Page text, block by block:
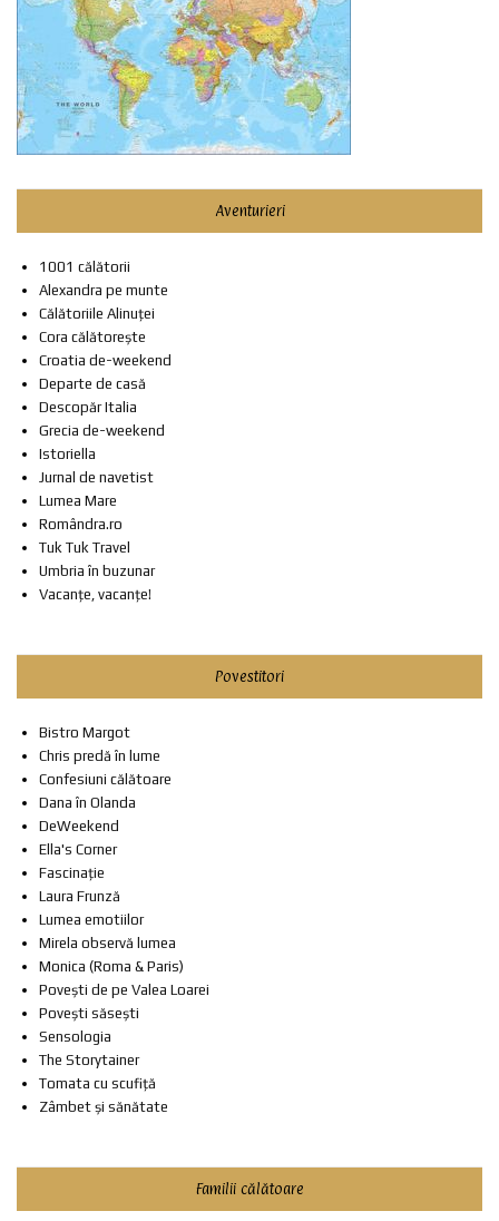
Aventurieri
1001 călătorii
Alexandra pe munte
Călătoriile Alinuței
Cora călătorește
Croatia de-weekend
Departe de casă
Descopăr Italia
Grecia de-weekend
Istoriella
Jurnal de navetist
Lumea Mare
Romândra.ro
Tuk Tuk Travel
Umbria în buzunar
Vacanțe, vacanțe!
Povestitori
Bistro Margot
Chris predă în lume
Confesiuni călătoare
Dana în Olanda
DeWeekend
Ella's Corner
Fascinație
Laura Frunză
Lumea emotiilor
Mirela observă lumea
Monica (Roma & Paris)
Povești de pe Valea Loarei
Povești săsești
Sensologia
The Storytainer
Tomata cu scufiță
Zâmbet și sănătate
Familii călătoare